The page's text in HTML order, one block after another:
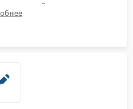
ремонт платы
поврежденной проводки.